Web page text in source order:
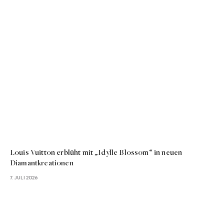
Louis Vuitton erblüht mit „Idylle Blossom“ in neuen
Diamantkreationen
7. JULI 2026